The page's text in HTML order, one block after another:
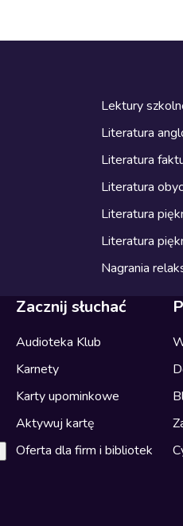
Lektury
Literatura
Literatura
Literatura
Literatura
Literatura
Nagrania
Zacznij słuchać
Audioteka Klub
Karnety
Karty upominkowe
Aktywuj kartę
Oferta dla firm i bibliotek